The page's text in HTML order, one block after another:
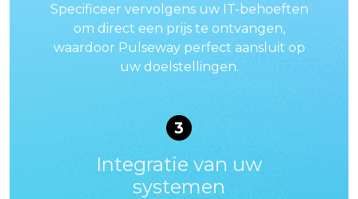
Specificeer vervolgens uw IT-behoeften
om direct een prijs te ontvangen,
waardoor Pulseway perfect aansluit op
uw doelstellingen.
3
Integratie van uw
systemen